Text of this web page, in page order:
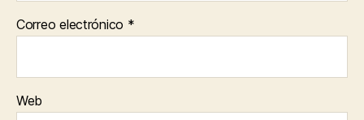
Correo electrónico *
Web